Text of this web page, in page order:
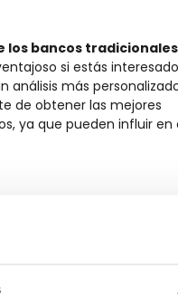
los bancos tradicionales
si estás
análisis más
de obtener las mejores
ya que pueden influir en
pueden incluir
y otras instituciones.
altas. Así que,
en el futuro.